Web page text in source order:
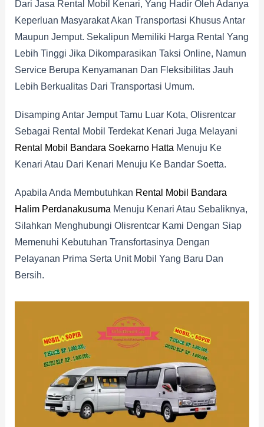
Dari Jasa Rental Mobil Kenari, Yang Hadir Oleh Adanya
Keperluan Masyarakat Akan Transportasi Khusus Antar
Maupun Jemput. Sekalipun Memiliki Harga Rental Yang
Lebih Tinggi Jika Dikomparasikan Taksi Online, Namun
Service Berupa Kenyamanan Dan Fleksibilitas Jauh
Lebih Berkualitas Dari Transportasi Umum.
Disamping Antar Jemput Tamu Luar Kota, Olisrentcar
Sebagai Rental Mobil Terdekat Kenari Juga Melayani
Rental Mobil Bandara Soekarno Hatta Menuju Ke
Kenari Atau Dari Kenari Menuju Ke Bandar Soetta.
Apabila Anda Membutuhkan Rental Mobil Bandara
Halim Perdanakusuma Menuju Kenari Atau Sebaliknya,
Silahkan Menghubungi Olisrentcar Kami Dengan Siap
Memenuhi Kebutuhan Transfortasinya Dengan
Pelayanan Prima Serta Unit Mobil Yang Baru Dan
Bersih.